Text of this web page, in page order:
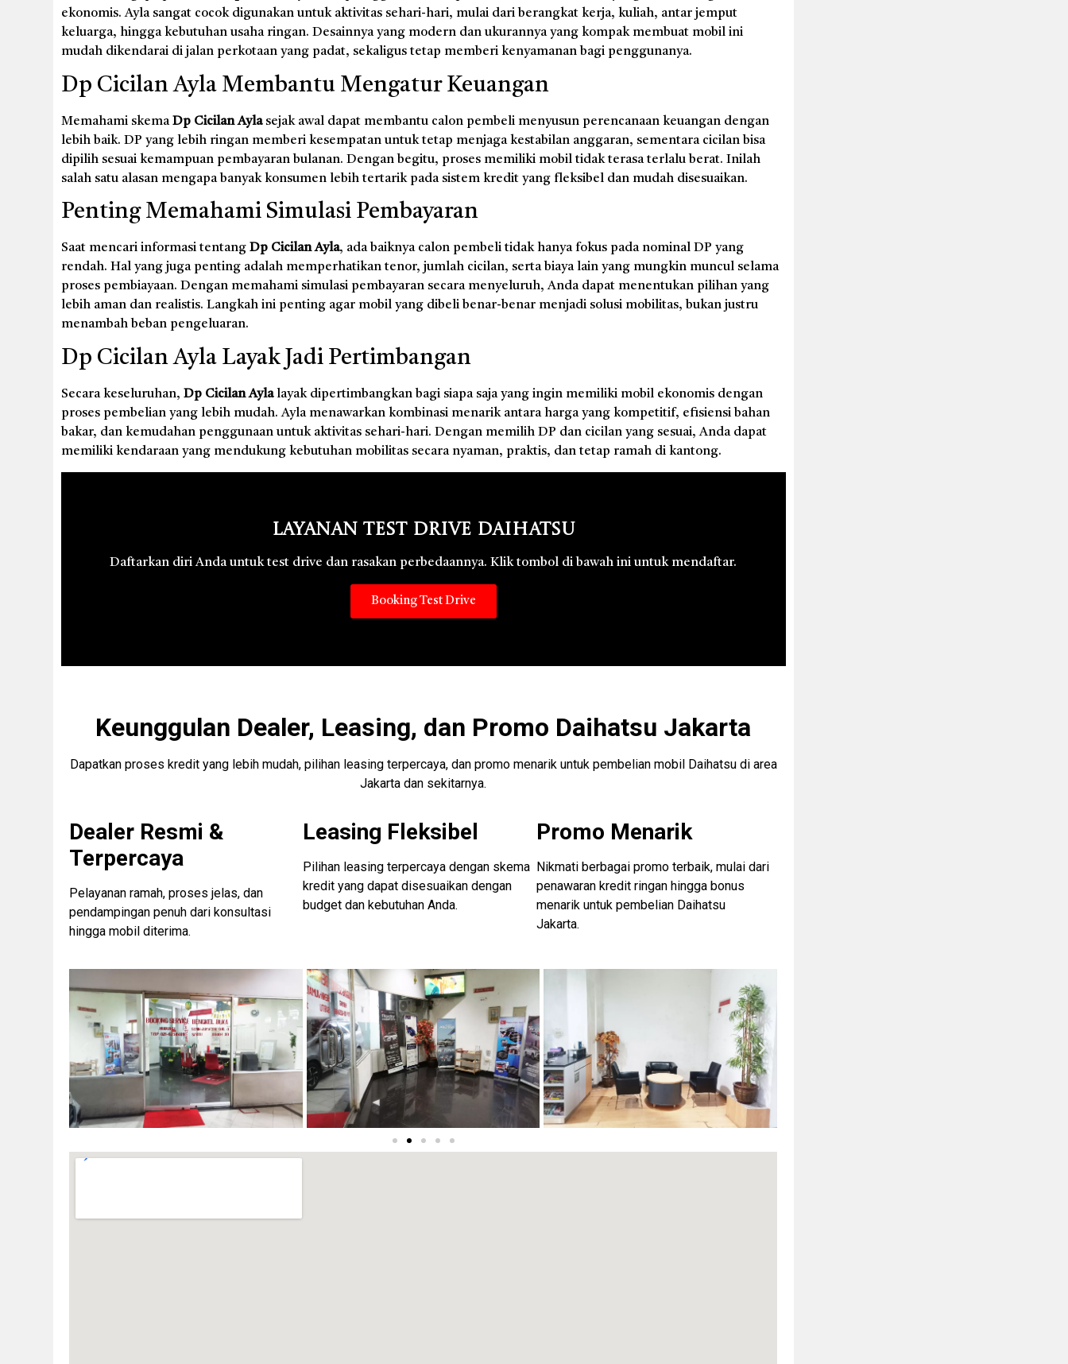
ekonomis. Ayla sangat cocok digunakan untuk aktivitas sehari-hari, mulai dari berangkat kerja, kuliah, antar jemput
keluarga, hingga kebutuhan usaha ringan. Desainnya yang modern dan ukurannya yang kompak membuat mobil ini
mudah dikendarai di jalan perkotaan yang padat, sekaligus tetap memberi kenyamanan bagi penggunanya.
Dp Cicilan Ayla Membantu Mengatur Keuangan
Memahami skemaDp Cicilan Aylasejak awal dapat membantu calon pembeli menyusun perencanaan keuangan dengan
lebih baik. DP yang lebih ringan memberi kesempatan untuk tetap menjaga kestabilan anggaran, sementara cicilan bisa
dipilih sesuai kemampuan pembayaran bulanan. Dengan begitu, proses memiliki mobil tidak terasa terlalu berat. Inilah
salah satu alasan mengapa banyak konsumen lebih tertarik pada sistem kredit yang fleksibel dan mudah disesuaikan.
Penting Memahami Simulasi Pembayaran
Saat mencari informasi tentangDp Cicilan Ayla, ada baiknya calon pembeli tidak hanya fokus pada nominal DP yang
rendah. Hal yang juga penting adalah memperhatikan tenor, jumlah cicilan, serta biaya lain yang mungkin muncul selama
proses pembiayaan. Dengan memahami simulasi pembayaran secara menyeluruh, Anda dapat menentukan pilihan yang
lebih aman dan realistis. Langkah ini penting agar mobil yang dibeli benar-benar menjadi solusi mobilitas, bukan justru
menambah beban pengeluaran.
Dp Cicilan Ayla Layak Jadi Pertimbangan
Secara keseluruhan,Dp Cicilan Aylalayak dipertimbangkan bagi siapa saja yang ingin memiliki mobil ekonomis dengan
proses pembelian yang lebih mudah. Ayla menawarkan kombinasi menarik antara harga yang kompetitif, efisiensi bahan
bakar, dan kemudahan penggunaan untuk aktivitas sehari-hari. Dengan memilih DP dan cicilan yang sesuai, Anda dapat
memiliki kendaraan yang mendukung kebutuhan mobilitas secara nyaman, praktis, dan tetap ramah di kantong.
Layanan Test Drive Daihatsu
Daftarkan diri Anda untuk test drive dan rasakan perbedaannya. Klik tombol di bawah ini untuk mendaftar.
Booking Test Drive
Keunggulan Dealer, Leasing, dan Promo Daihatsu Jakarta
Dapatkan proses kredit yang lebih mudah, pilihan leasing terpercaya, dan promo menarik untuk pembelian mobil Daihatsu di area
Jakarta dan sekitarnya.
Dealer Resmi &
Terpercaya
Pelayanan ramah, proses jelas, dan
pendampingan penuh dari konsultasi
hingga mobil diterima.
Leasing Fleksibel
Pilihan leasing terpercaya dengan skema
kredit yang dapat disesuaikan dengan
budget dan kebutuhan Anda.
Promo Menarik
Nikmati berbagai promo terbaik, mulai dari
penawaran kredit ringan hingga bonus
menarik untuk pembelian Daihatsu
Jakarta.